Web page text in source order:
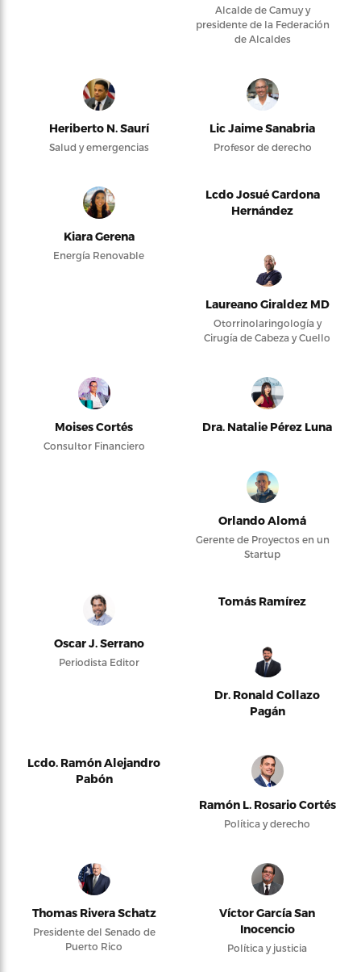
Alcalde de Camuy y
presidente de la Federación
de Alcaldes
Heriberto N. Saurí
Salud y emergencias
Lic Jaime Sanabria
Profesor de derecho
Kiara Gerena
Energía Renovable
Lcdo Josué Cardona
Hernández
Laureano Giraldez MD
Otorrinolaringología y
Cirugía de Cabeza y Cuello
Moises Cortés
Consultor Financiero
Dra. Natalie Pérez Luna
Orlando Alomá
Gerente de Proyectos en un
Startup
Oscar J. Serrano
Periodista Editor
Tomás Ramírez
Dr. Ronald Collazo
Pagán
Lcdo. Ramón Alejandro
Pabón
Ramón L. Rosario Cortés
Política y derecho
Thomas Rivera Schatz
Presidente del Senado de
Puerto Rico
Víctor García San
Inocencio
Política y justicia